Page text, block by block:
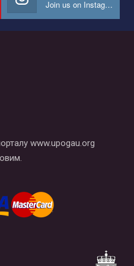
зайти на наш канал YouTube
Join us on Instagram
www.upogau.org